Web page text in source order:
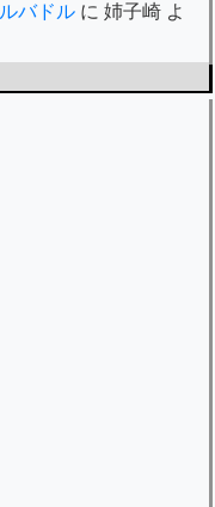
バドル に 姉子崎 よ